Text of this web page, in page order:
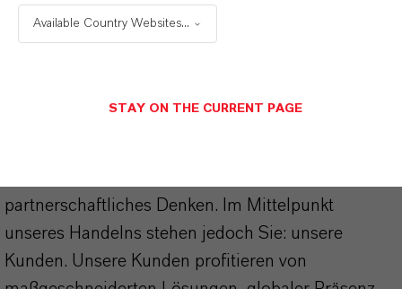
partnerschaftliches Denken. Im Mittelpunkt
unseres Handelns stehen jedoch Sie: unsere
Kunden. Unsere Kunden profitieren von
Available Country Websites...
STAY ON THE CURRENT PAGE